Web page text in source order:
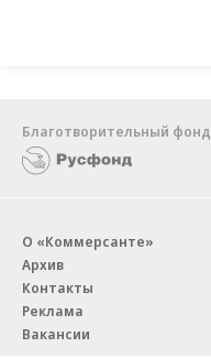
Благотворительный фонд
О «Коммерсанте»
Архив
Контакты
Реклама
Вакансии